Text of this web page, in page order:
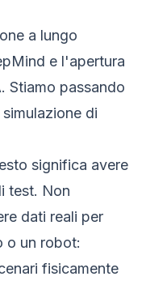
a lungo
e l'apertura
Stiamo passando
di
significa avere
test. Non
dati reali per
o un robot:
fisicamente